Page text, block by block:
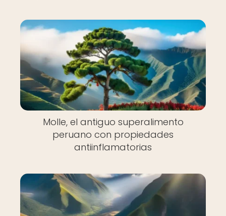
Molle, el antiguo superalimento
peruano con propiedades
antiinflamatorias